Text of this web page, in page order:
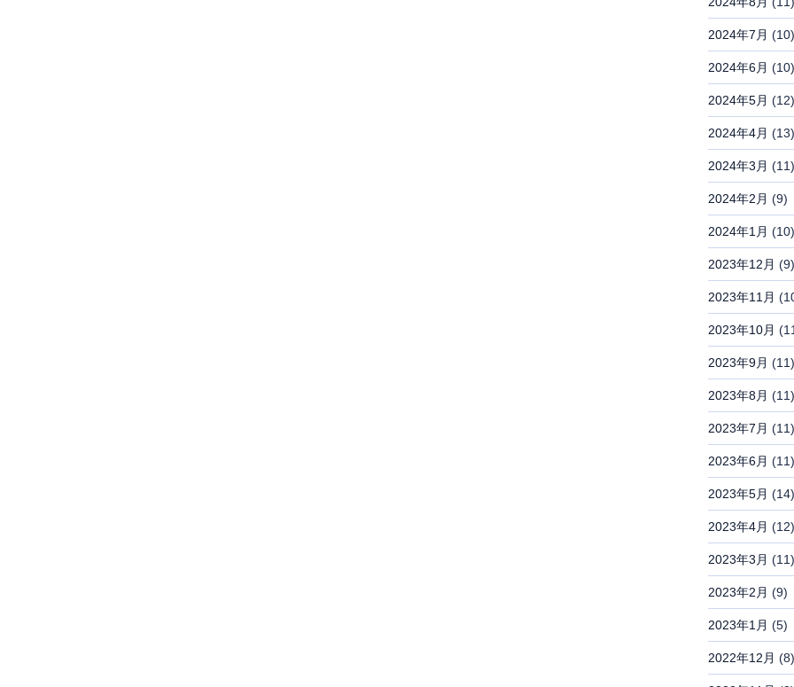
2024年7月 (10)
2024年6月 (10)
2024年5月 (12)
2024年4月 (13)
2024年3月 (11)
2024年2月 (9)
2024年1月 (10)
2023年12月 (9)
2023年11月
2023年10月
2023年9月 (11)
2023年8月 (11)
2023年7月 (11)
2023年6月 (11)
2023年5月 (14)
2023年4月 (12)
2023年3月 (11)
2023年2月 (9)
2023年1月 (5)
2022年12月 (8)